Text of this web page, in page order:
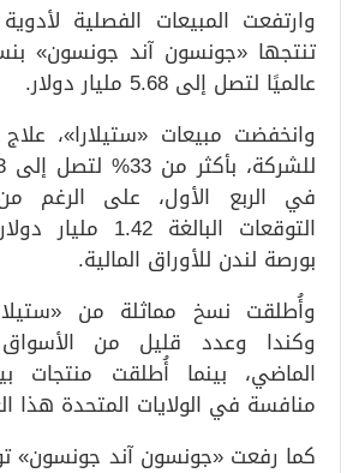
وارتفعت المبيعات الفصلية
عالميًا لتصل إلى 5.68 مليار دولار.
وانخفضت مبيعات «ستيلارا»، علاج
في الربع الأول، على الرغم
التوقعات البالغة
بورصة لندن للأوراق المالية.
وأُطلقت نسخ مماثلة من
وكندا وعدد قليل من الأسواق
الماضي، بينما أُطلقت منتجات
منافسة في الولايات المتحدة هذا
كما رفعت «جونسون آند جونسون»